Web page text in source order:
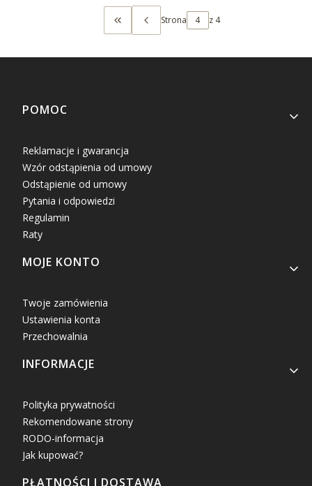
WRÓĆ DO PIERWSZEJ STRONY Z
Strona z 4
Linki w stopce
POMOC
Reklamacje i gwarancja
Wzór odstąpienia od umowy
Odstąpienie od umowy
Pytania i odpowiedzi
Regulamin
Raty
MOJE KONTO
Twoje zamówienia
Ustawienia konta
Przechowalnia
INFORMACJE
Polityka prywatności
Rekomendowane strony
RODO-informacja
Jak kupować?
PŁATNOŚCI I DOSTAWA